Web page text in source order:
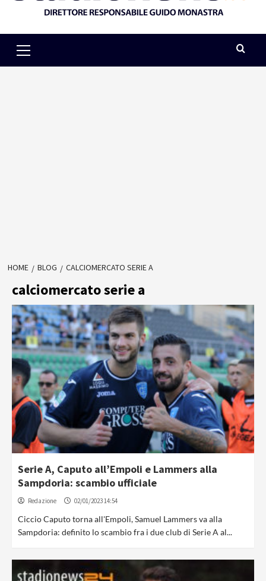
Menu
HOME BLOG CALCIOMERCATO SERIE A
calciomercato serie a
Serie A, Caputo all’Empoli e Lammers alla
Sampdoria: scambio ufficiale
Redazione 02/01/2023 14:54
Ciccio Caputo torna all'Empoli, Samuel Lammers va alla
Sampdoria: definito lo scambio fra i due club di Serie A al...